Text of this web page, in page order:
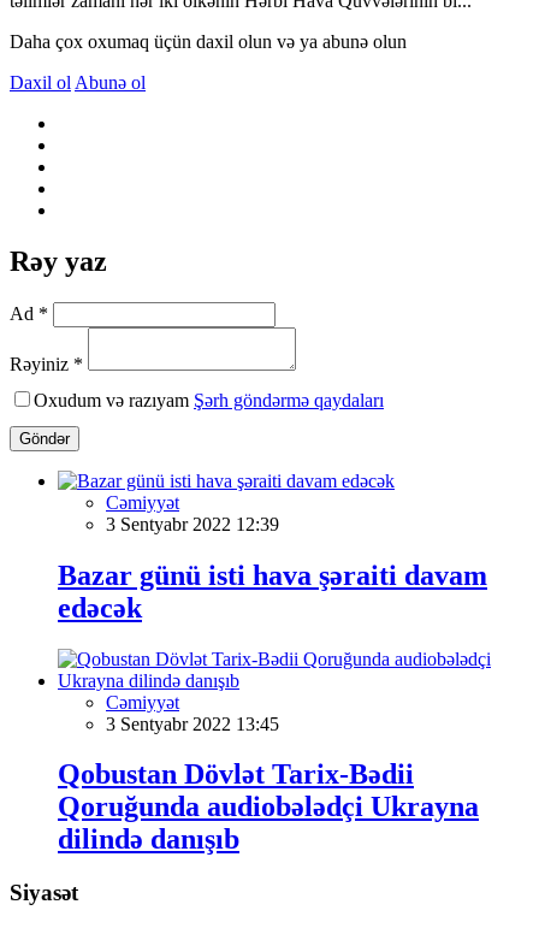
Daha çox oxumaq üçün daxil olun və ya abunə olun
Daxil ol Abunə ol
Rəy yaz
Ad *
Rəyiniz *
Oxudum və razıyam Şərh göndərmə qaydaları
Göndər
Cəmiyyət
3 Sentyabr 2022 12:39
Bazar günü isti hava şəraiti davam
edəcək
Cəmiyyət
3 Sentyabr 2022 13:45
Qobustan Dövlət Tarix-Bədii
Qoruğunda audiobələdçi Ukrayna
dilində danışıb
Siyasət